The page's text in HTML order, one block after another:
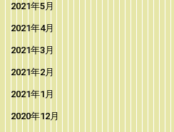
2021年5月
2021年4月
2021年3月
2021年2月
2021年1月
2020年12月